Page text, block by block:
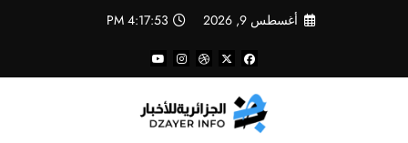
أغسطس 9, 2026 4:17:53 PM